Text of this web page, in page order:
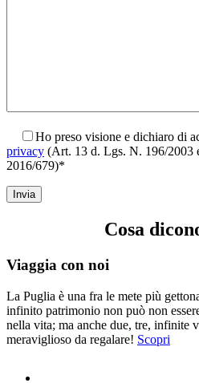
Ho preso visione e dichiaro di
privacy (Art. 13 d. Lgs. N. 196/2003
2016/679)*
Cosa
Viaggia con noi
La Puglia è una fra le mete più
infinito patrimonio non può non
nella vita; ma anche due, tre, infinite
meraviglioso da regalare! Scopri